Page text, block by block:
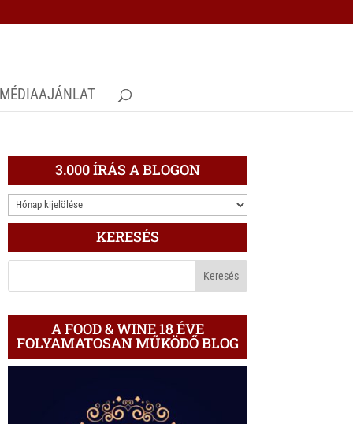
MÉDIAAJÁNLAT
3.000 ÍRÁS A BLOGON
3.000
ÍRÁS
BLOGON
KERESÉS
A FOOD & WINE 18 ÉVE
FOLYAMATOSAN MŰKÖDŐ BLOG